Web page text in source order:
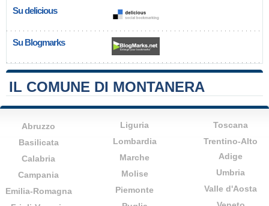
Su delicious
Su Blogmarks
IL COMUNE DI MONTANERA
Abruzzo
Basilicata
Calabria
Campania
Emilia-Romagna
Liguria
Lombardia
Marche
Molise
Piemonte
Toscana
Trentino-Alto
Adige
Umbria
Valle d'Aosta